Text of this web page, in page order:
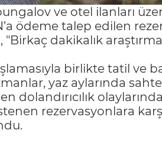
ve otel ilanları
ödeme talep edilen
"Birkaç dakikalık
birlikte tatil ve
yaz aylarında
rezervasyonlara